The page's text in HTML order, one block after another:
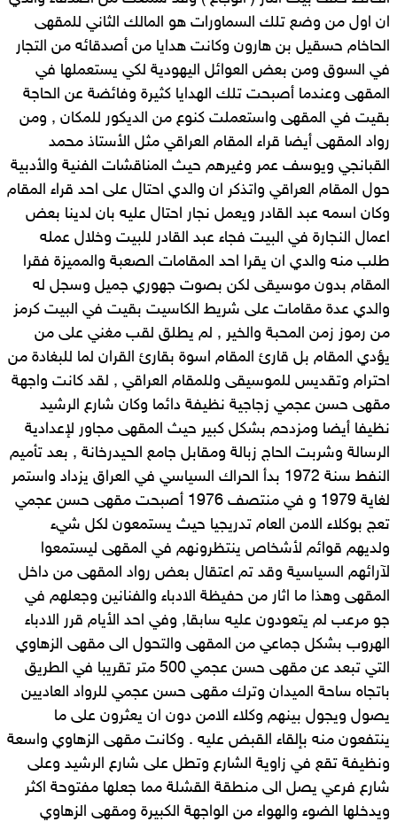
ان اول من وضع تلك السماورات هو المالك الثاني للمقهى
الحاخام حسقيل بن هارون وكانت هدايا من أصدقائه من التجار
في السوق ومن بعض العوائل اليهودية لكي يستعملها في
المقهى وعندما أصبحت تلك الهدايا كثيرة وفائضة عن الحاجة
بقيت في المقهى واستعملت كنوع من الديكور للمكان , ومن
رواد المقهى أيضا قراء المقام العراقي مثل الأستاذ محمد
القبانجي ويوسف عمر وغيرهم حيث المناقشات الفنية والأدبية
حول المقام العراقي واتذكر ان والدي احتال على احد قراء المقام
وكان اسمه عبد القادر ويعمل نجار احتال عليه بان لدينا بعض
اعمال النجارة في البيت فجاء عبد القادر للبيت وخلال عمله
طلب منه والدي ان يقرا احد المقامات الصعبة والمميزة فقرا
المقام بدون موسيقى لكن بصوت جهوري جميل وسجل له
والدي عدة مقامات على شريط الكاسيت بقيت في البيت كرمز
من رموز زمن المحبة والخير , لم يطلق لقب مغني على من
يؤدي المقام بل قارئ المقام اسوة بقارئ القران لما للبغادة من
احترام وتقديس للموسيقى وللمقام العراقي , لقد كانت واجهة
مقهى حسن عجمي زجاجية نظيفة دائما وكان شارع الرشيد
نظيفا أيضا ومزدحم بشكل كبير حيث المقهى مجاور لإعدادية
الرسالة وشربت الحاج زبالة ومقابل جامع الحيدرخانة , بعد تأميم
النفط سنة 1972 بدأ الحراك السياسي في العراق يزداد واستمر
لغاية 1979 و في منتصف 1976 أصبحت مقهى حسن عجمي
تعج بوكلاء الامن العام تدريجيا حيث يستمعون لكل شيء
ولديهم قوائم لأشخاص ينتظرونهم في المقهى ليستمعوا
لآرائهم السياسية وقد تم اعتقال بعض رواد المقهى من داخل
المقهى وهذا ما اثار من حفيظة الادباء والفنانين وجعلهم في
جو مرعب لم يتعودون عليه سابقا, وفي احد الأيام قرر الادباء
الهروب بشكل جماعي من المقهى والتحول الى مقهى الزهاوي
التي تبعد عن مقهى حسن عجمي 500 متر تقريبا في الطريق
باتجاه ساحة الميدان وترك مقهى حسن عجمي للرواد العاديين
يصول ويجول بينهم وكلاء الامن دون ان يعثرون على ما
ينتفعون منه بإلقاء القبض عليه . وكانت مقهى الزهاوي واسعة
ونظيفة تقع في زاوية الشارع وتطل على شارع الرشيد وعلى
شارع فرعي يصل الى منطقة القشلة مما جعلها مفتوحة اكثر
ويدخلها الضوء والهواء من الواجهة الكبيرة ومقهى الزهاوي